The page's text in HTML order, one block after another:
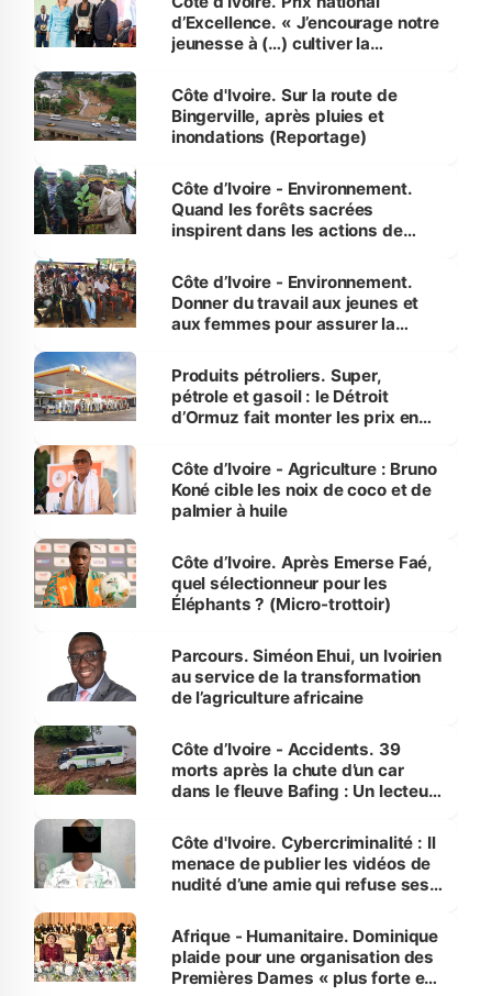
d’Excellence. « J’encourage notre
jeunesse à (…) cultiver la
(Alassane Ouattara
Côte d'Ivoire. Sur la route de
Bingerville, après pluies et
inondations (Reportage)
Côte d’Ivoire - Environnement.
Quand les forêts sacrées
inspirent dans les actions de
Côte d’Ivoire - Environnement.
Donner du travail aux jeunes et
aux femmes pour assurer la
menacées
Produits pétroliers. Super,
pétrole et gasoil : le Détroit
d’Ormuz fait monter les prix en
Côte d’Ivoire - Agriculture : Bruno
Koné cible les noix de coco et de
palmier à huile
Côte d’Ivoire. Après Emerse Faé,
quel sélectionneur pour les
Éléphants ? (Micro-trottoir)
Parcours. Siméon Ehui, un Ivoirien
au service de la transformation
de l’agriculture africaine
Côte d’Ivoire - Accidents. 39
morts après la chute d’un car
dans le fleuve Bafing : Un lecteur
des Transports
Côte d'Ivoire. Cybercriminalité : Il
menace de publier les vidéos de
nudité d’une amie qui refuse ses
Afrique - Humanitaire. Dominique
plaide pour une organisation des
Premières Dames « plus forte et